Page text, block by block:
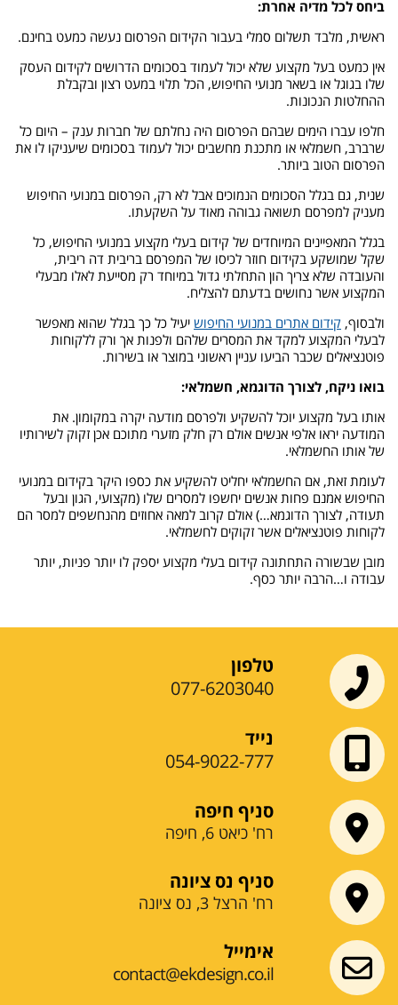
ביחס לכל מדיה אחרת:
ראשית, מלבד תשלום סמלי בעבור הקידום הפרסום נעשה כמעט בחינם.
אין כמעט בעל מקצוע שלא יכול לעמוד בסכומים הדרושים לקידום העסק
שלו בגוגל או בשאר מנועי החיפוש, הכל תלוי במעט רצון ובקבלת
ההחלטות הנכונות.
חלפו עברו הימים שבהם הפרסום היה נחלתם של חברות ענק – היום כל
שרברב, חשמלאי או מתכנת מחשבים יכול לעמוד בסכומים שיעניקו לו את
הפרסום הטוב ביותר.
שנית, גם בגלל הסכומים הנמוכים אבל לא רק, הפרסום במנועי החיפוש
מעניק למפרסם תשואה גבוהה מאוד על השקעתו.
בגלל המאפיינים המיוחדים של קידום בעלי מקצוע במנועי החיפוש, כל
שקל שמושקע בקידום חוזר לכיסו של המפרסם בריבית דה ריבית,
והעובדה שלא צריך הון התחלתי גדול במיוחד רק מסייעת לאלו מבעלי
המקצוע אשר נחושים בדעתם להצליח.
ולבסוף, קידום אתרים במנועי החיפוש יעיל כל כך בגלל שהוא מאפשר
לבעלי המקצוע למקד את המסרים שלהם ולפנות אך ורק ללקוחות
פוטנציאלים שכבר הביעו עניין ראשוני במוצר או בשירות.
בואו ניקח, לצורך הדוגמא, חשמלאי:
אותו בעל מקצוע יוכל להשקיע ולפרסם מודעה יקרה במקומון. את
המודעה יראו אלפי אנשים אולם רק חלק מזערי מתוכם אכן זקוק לשירותיו
של אותו החשמלאי.
לעומת זאת, אם החשמלאי יחליט להשקיע את כספו היקר בקידום במנועי
החיפוש אמנם פחות אנשים יחשפו למסרים שלו (מקצועי, הגון ובעל
תעודה, לצורך הדוגמא…) אולם קרוב למאה אחוזים מהנחשפים למסר הם
לקוחות פוטנציאלים אשר זקוקים לחשמלאי.
מובן שבשורה התחתונה קידום בעלי מקצוע יספק לו יותר פניות, יותר
עבודה ו…הרבה יותר כסף.
טלפון
077-6203040
נייד
054-9022-777
סניף חיפה
רח' כיאט 6, חיפה
סניף נס ציונה
רח' הרצל 3, נס ציונה
אימייל
contact@ekdesign.co.il